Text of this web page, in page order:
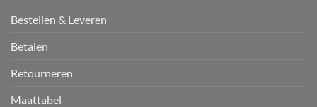
Bestellen & Leveren
Betalen
Retourneren
Maattabel